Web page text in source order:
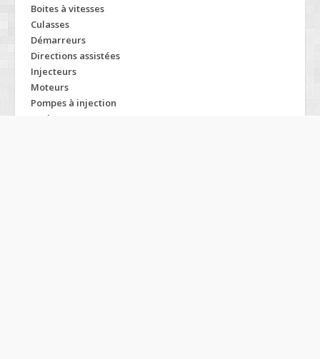
Boites à vitesses
Culasses
Démarreurs
Directions assistées
Injecteurs
Moteurs
Pompes à injection
Turbos